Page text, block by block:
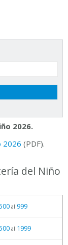
2026.
2026 (PDF).
del Niño
al 999
al 1999